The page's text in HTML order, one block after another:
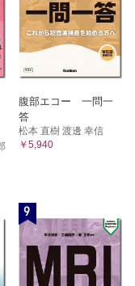
腹部エコー 一問一
答
松本 直樹 渡邊 幸信
￥5,940
9